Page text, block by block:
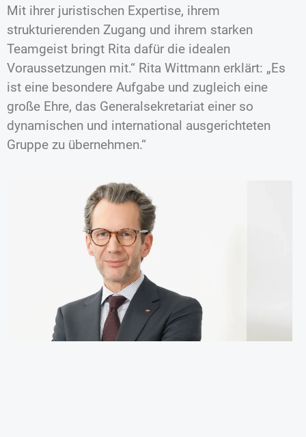
Mit ihrer juristischen Expertise, ihrem
strukturierenden Zugang und ihrem starken
Teamgeist bringt Rita dafür die idealen
Voraussetzungen mit.“ Rita Wittmann erklärt: „Es
ist eine besondere Aufgabe und zugleich eine
große Ehre, das Generalsekretariat einer so
dynamischen und international ausgerichteten
Gruppe zu übernehmen.“